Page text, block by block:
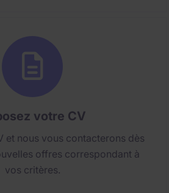
votre CV
et nous vous contacterons dès
offres correspondant à
vos critères.